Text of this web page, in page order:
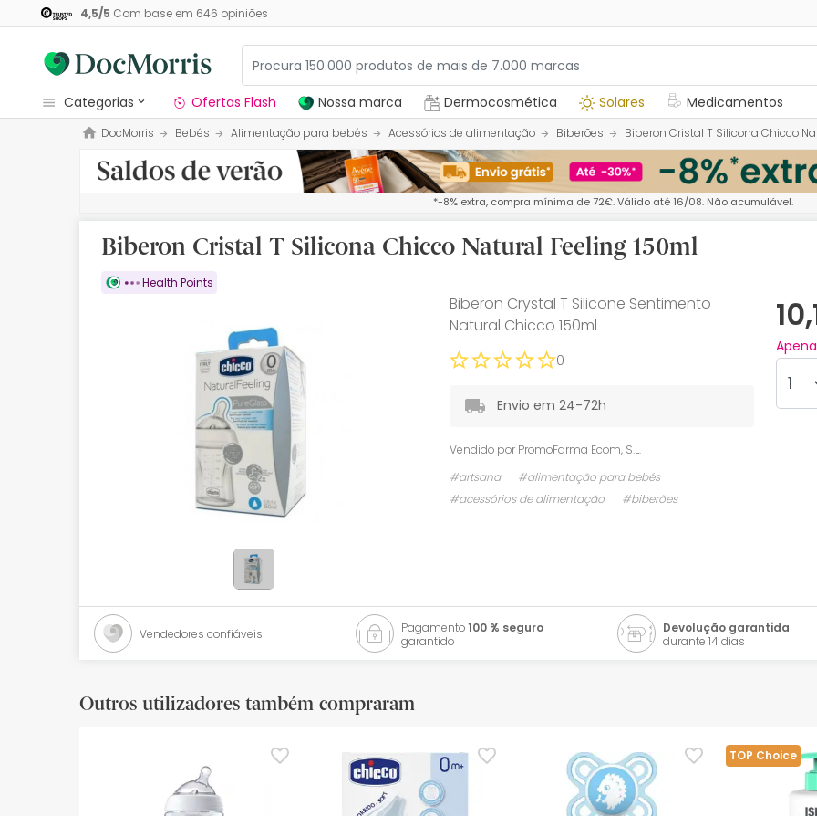
4,5/5 Com base em 646 opiniões
categorias
Dermocosmetica
Nossa marca
Medicamentos
Cosmética
Promoções
Mais vendidos
Ofertas Flash Nossa marca Dermocosmética Solares Medicamentos
DocMorris Bebés Alimentação para bebés Acessórios de alimentação Biberões Biberon Cristal T Silicona Chicco
*-8% extra, compra mínima de 72€. Válido até 16/08. Não acumulável.
Biberon Cristal T Silicona Chicco Natural Feeling 150ml
Health Points
Biberon Crystal T Silicone Sentimento
Natural Chicco 150ml
0
Envio em 24-72h
Vendido por PromoFarma Ecom, S.L.
#artsana
#alimentação para bebés
#acessórios de alimentação
#biberões
Vendedores confiáveis Pagamento100 % seguro
garantido
Devolução garantida
durante 14 dias
Outros utilizadores também compraram
TOP Choice